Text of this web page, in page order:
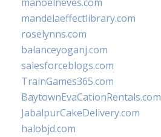
mandelaeffectlibrary.com
roselynns.com
balanceyoganj.com
salesforceblogs.com
TrainGames365.com
BaytownEvaCationRentals.com
JabalpurCakeDelivery.com
halobjd.com